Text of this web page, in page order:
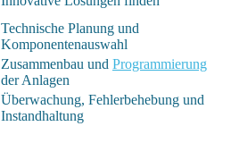
Technische Planung und
Komponentenauswahl
Zusammenbau und Programmierung
der Anlagen
Überwachung, Fehlerbehebung und
Instandhaltung